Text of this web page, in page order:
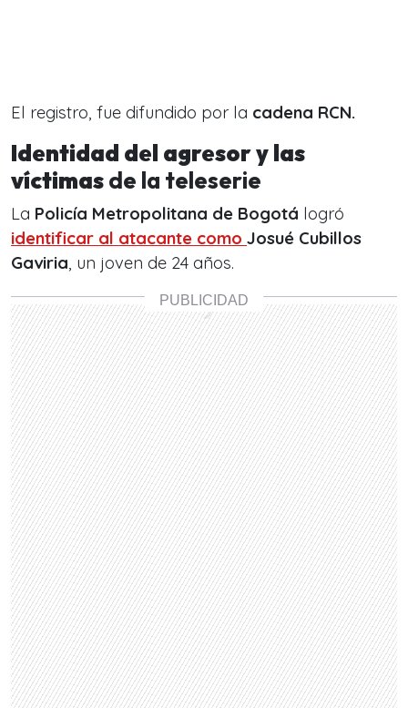
El registro, fue difundido por la cadena RCN.
Identidad del agresor y las
víctimasde la teleserie
La Policía Metropolitana de Bogotá logró
identificar al atacante como Josué Cubillos
Gaviria, un joven de 24 años.